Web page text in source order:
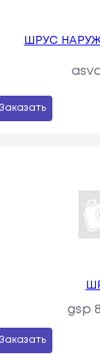
ШРУС
Заказать
gsp
Заказать